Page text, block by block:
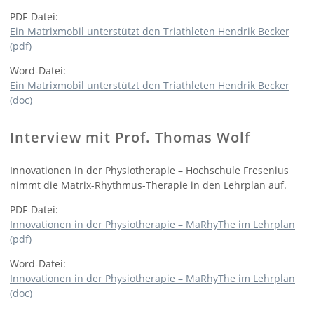
PDF-Datei:
Ein Matrixmobil unterstützt den Triathleten Hendrik Becker
(pdf)
Word-Datei:
Ein Matrixmobil unterstützt den Triathleten Hendrik Becker
(doc)
Interview mit Prof. Thomas Wolf
Innovationen in der Physiotherapie – Hochschule Fresenius
nimmt die Matrix-Rhythmus-Therapie in den Lehrplan auf.
PDF-Datei:
Innovationen in der Physiotherapie – MaRhyThe im Lehrplan
(pdf)
Word-Datei:
Innovationen in der Physiotherapie – MaRhyThe im Lehrplan
(doc)